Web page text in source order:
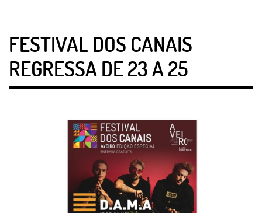
FESTIVAL DOS CANAIS
REGRESSA DE 23 A 25